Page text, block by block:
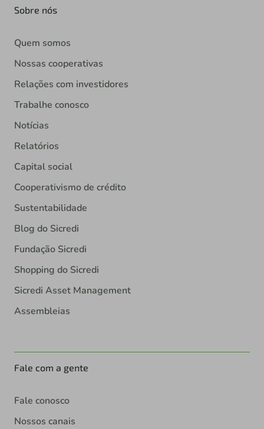
Sobre nós
Quem somos
Nossas cooperativas
Relações com investidores
Trabalhe conosco
Notícias
Relatórios
Capital social
Cooperativismo de crédito
Sustentabilidade
Blog do Sicredi
Fundação Sicredi
Shopping do Sicredi
Sicredi Asset Management
Assembleias
Fale com a gente
Fale conosco
Nossos canais